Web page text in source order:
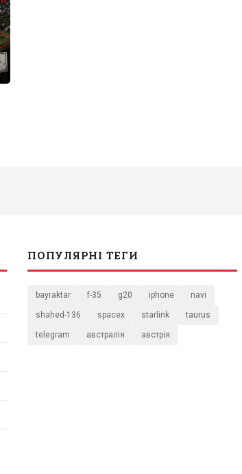
ПОПУЛЯРНІ ТЕГИ
bayraktar f-35 g20 iphone navi
shahed-136 spacex starlink taurus
telegram австралія австрія